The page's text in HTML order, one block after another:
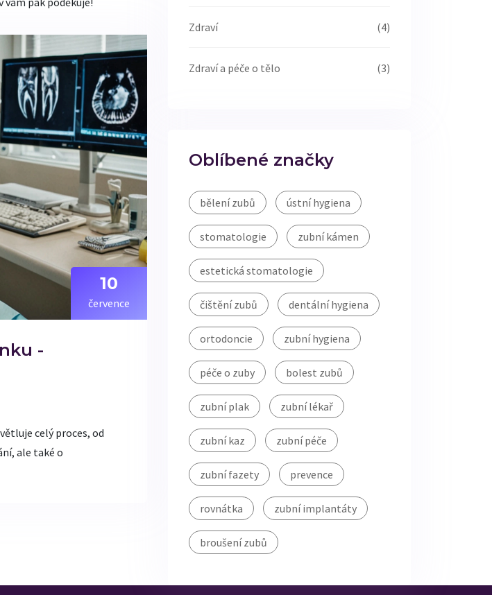
10
července
-
celý proces, od
ale také o
Zdraví (4)
Zdraví a péče o tělo (3)
Oblíbené značky
bělení zubů ústní hygiena
stomatologie zubní kámen
estetická stomatologie
čištění zubů dentální hygiena
ortodoncie zubní hygiena
péče o zuby bolest zubů
zubní plak zubní lékař
zubní kaz zubní péče
zubní fazety prevence
rovnátka zubní implantáty
broušení zubů